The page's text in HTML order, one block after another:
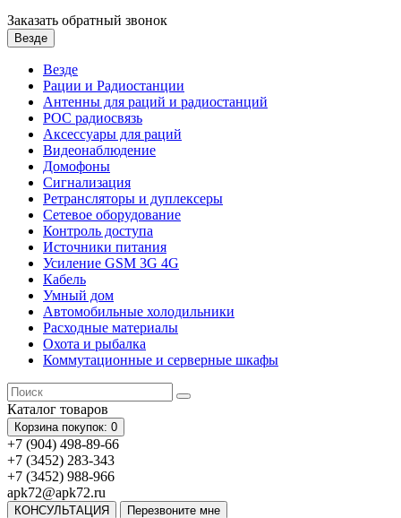
Заказать обратный звонок
Везде
Везде
Рации и Радиостанции
Антенны для раций и радиостанций
POC радиосвязь
Аксессуары для раций
Видеонаблюдение
Домофоны
Сигнализация
Ретрансляторы и дуплексеры
Сетевое оборудование
Контроль доступа
Источники питания
Усиление GSM 3G 4G
Кабель
Умный дом
Автомобильные холодильники
Расходные материалы
Охота и рыбалка
Коммутационные и серверные шкафы
Каталог товаров
Корзина покупок: 0
+7 (904) 498-89-66
+7 (3452) 283-343
+7 (3452) 988-966
apk72@apk72.ru
КОНСУЛЬТАЦИЯ
Перезвоните мне